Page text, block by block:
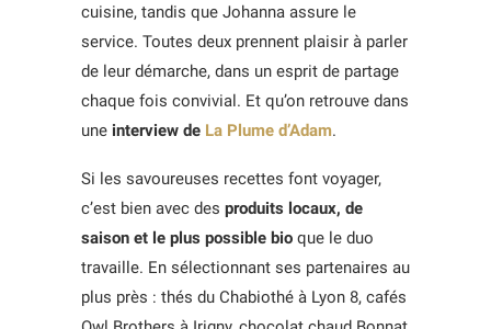
cuisine, tandis que Johanna assure le
service. Toutes deux prennent plaisir à parler
de leur démarche, dans un esprit de partage
chaque fois convivial. Et qu’on retrouve dans
une interview de La Plume d’Adam.
Si les savoureuses recettes font voyager,
c’est bien avec des produits locaux, de
saison et le plus possible bio que le duo
travaille. En sélectionnant ses partenaires au
plus près : thés du Chabiothé à Lyon 8, cafés